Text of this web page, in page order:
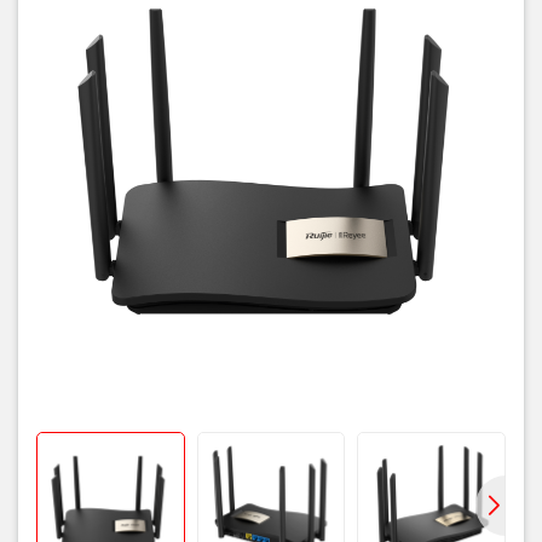
EW1200G PRO là lựa chọn lý tưởng cho không gian nhà ở, quán cà
phê, văn phòng nhỏ hoặc các điểm kinh doanh cần phủ sóng Wi-Fi
rộng, đáp ứng nhu cầu truy cập mạng của nhiều thiết bị cùng lúc.